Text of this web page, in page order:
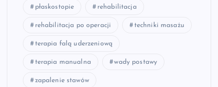
płaskostopie rehabilitacja
rehabilitacja po operacji techniki masażu
terapia falą uderzeniową
terapia manualna wady postawy
zapalenie stawów